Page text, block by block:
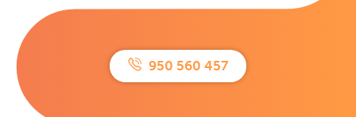
950 560 457